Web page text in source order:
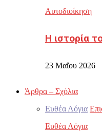
Αυτοδιοίκηση
Η ιστορία
23 Μαΐου 2026
Άρθρα – Σχόλια
Ευθέα Λόγια
Ευθέα Λόγια